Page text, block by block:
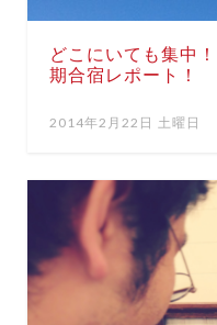
どこにいても集中
期合宿レポート！
2014年2月22日 土曜日